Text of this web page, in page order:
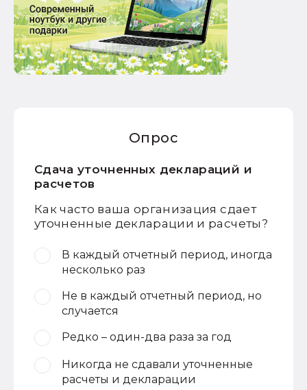
Опрос
Сдача уточненных деклараций и
расчетов
Как часто ваша организация сдает
уточненные декларации и расчеты?
В каждый отчетный период, иногда
несколько раз
Не в каждый отчетный период, но
случается
Редко – один-два раза за год
Никогда не сдавали уточненные
расчеты и декларации